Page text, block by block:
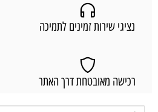
נציגי שירות זמינים לתמיכה
רכישה מאובטחת דרך האתר